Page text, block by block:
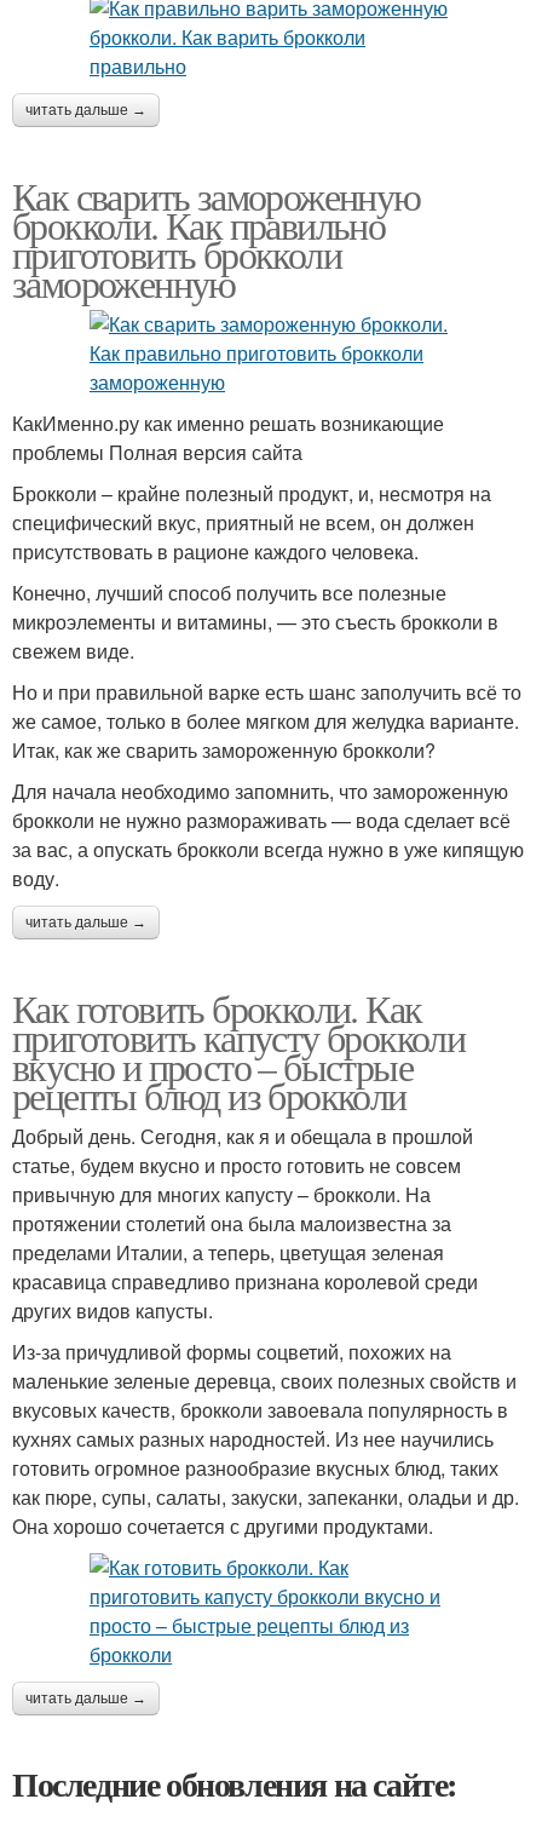
читать дальше →
Как сварить замороженную
брокколи. Как правильно
приготовить брокколи
замороженную
КакИменно.ру как именно решать возникающие
проблемы Полная версия сайта
Брокколи – крайне полезный продукт, и, несмотря на
специфический вкус, приятный не всем, он должен
присутствовать в рационе каждого человека.
Конечно, лучший способ получить все полезные
микроэлементы и витамины, — это съесть брокколи в
свежем виде.
Но и при правильной варке есть шанс заполучить всё то
же самое, только в более мягком для желудка варианте.
Итак, как же сварить замороженную брокколи?
Для начала необходимо запомнить, что замороженную
брокколи не нужно размораживать — вода сделает всё
за вас, а опускать брокколи всегда нужно в уже кипящую
воду.
читать дальше →
Как готовить брокколи. Как
приготовить капусту брокколи
вкусно и просто – быстрые
рецепты блюд из брокколи
Добрый день. Сегодня, как я и обещала в прошлой
статье, будем вкусно и просто готовить не совсем
привычную для многих капусту – брокколи. На
протяжении столетий она была малоизвестна за
пределами Италии, а теперь, цветущая зеленая
красавица справедливо признана королевой среди
других видов капусты.
Из-за причудливой формы соцветий, похожих на
маленькие зеленые деревца, своих полезных свойств и
вкусовых качеств, брокколи завоевала популярность в
кухнях самых разных народностей. Из нее научились
готовить огромное разнообразие вкусных блюд, таких
как пюре, супы, салаты, закуски, запеканки, оладьи и др.
Она хорошо сочетается с другими продуктами.
читать дальше →
Последние обновления на сайте: